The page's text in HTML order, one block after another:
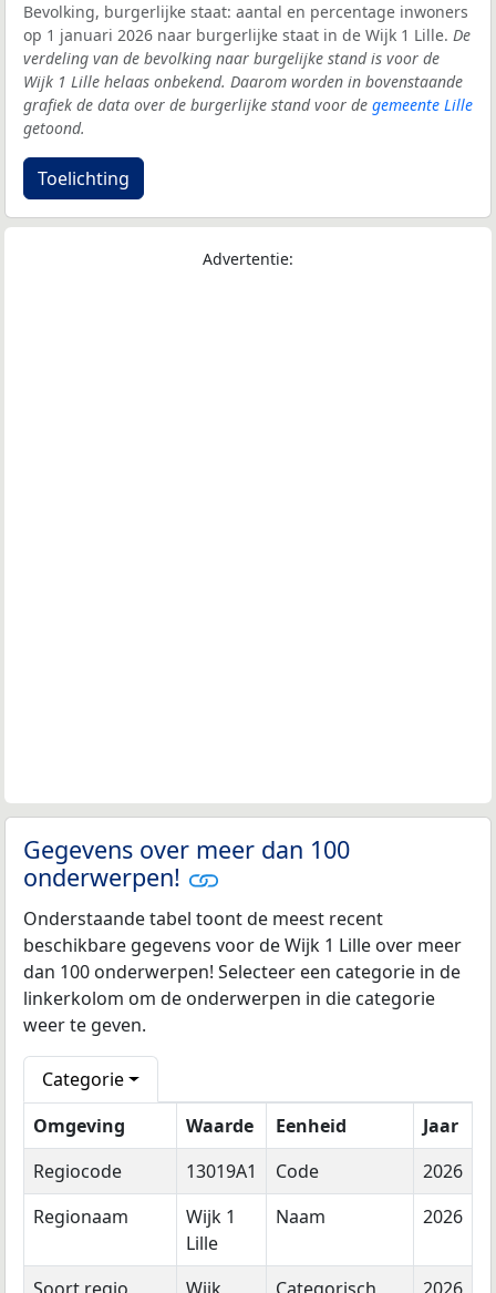
Bevolking, burgerlijke staat: aantal en percentage inwoners
op 1 januari 2026 naar burgerlijke staat in de Wijk 1 Lille. De
verdeling van de bevolking naar burgelijke stand is voor de
Wijk 1 Lille helaas onbekend. Daarom worden in bovenstaande
grafiek de data over de burgerlijke stand voor de gemeente Lille
getoond.
Toelichting
Advertentie:
Gegevens over meer dan 100
onderwerpen!
Onderstaande tabel toont de meest recent
beschikbare gegevens voor de Wijk 1 Lille over meer
dan 100 onderwerpen! Selecteer een categorie in de
linkerkolom om de onderwerpen in die categorie
weer te geven.
Categorie
Omgeving
Waarde Eenheid
Jaar
Regiocode
13019A1 Code
2026
Regionaam
Wijk 1
Lille
Naam 2026